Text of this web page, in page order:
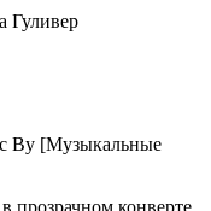
Гуливер
By [Музыкальные
прозрачном конверте